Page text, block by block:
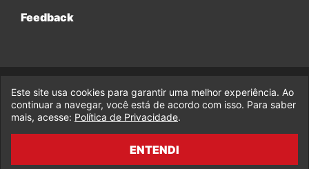
Feedback
© 2017-2026 Legado da Marvel, uma empresa da Legado
Enterprises.
fabiolobo
Este site usa cookies para garantir uma melhor experiência. Ao
continuar a navegar, você está de acordo com isso. Para saber
mais, acesse: Política de Privacidade.
ENTENDI